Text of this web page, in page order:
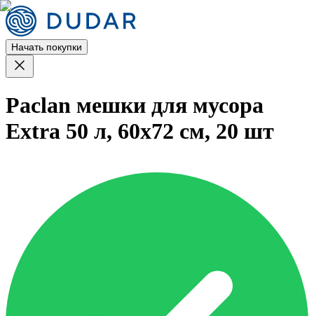
Начать покупки
Paclan мешки для мусора
Extra 50 л, 60х72 см, 20 шт